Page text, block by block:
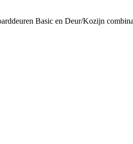
Basic en Deur/Kozijn